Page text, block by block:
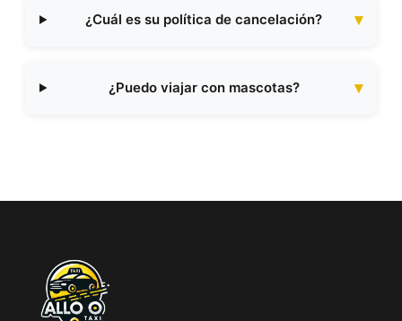
¿Cuál es su política de cancelación?
¿Puedo viajar con mascotas?